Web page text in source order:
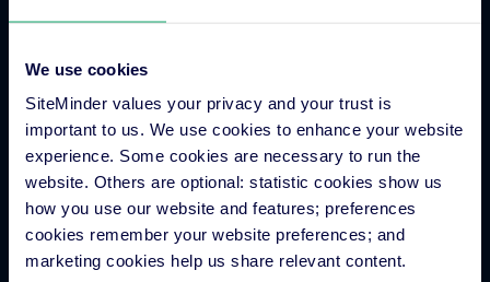
We use cookies
SiteMinder values your privacy and your trust is
important to us. We use cookies to enhance your website
experience. Some cookies are necessary to run the
website. Others are optional: statistic cookies show us
how you use our website and features; preferences
cookies remember your website preferences; and
marketing cookies help us share relevant content.
แอพโรงแรม
การเชื่อมต่อ
แหล่งข้อมูล